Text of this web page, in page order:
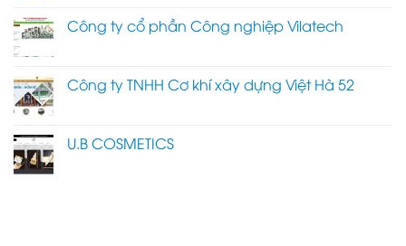
Công ty cổ phần Công nghiệp Vilatech
Công ty TNHH Cơ khí xây dựng Việt Hà 52
U.B COSMETICS